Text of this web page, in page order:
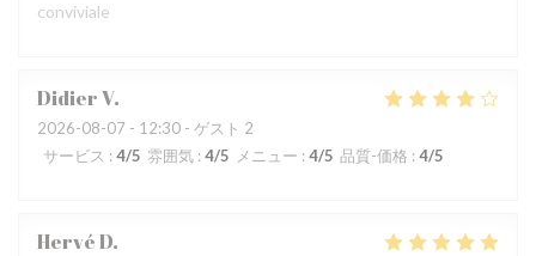
conviviale
DidierV
2026-08-07 - 12:30 - ゲスト 2
サービス : 4/5 雰囲気 : 4/5 メニュー : 4/5 品質-価格 : 4/5
HervéD